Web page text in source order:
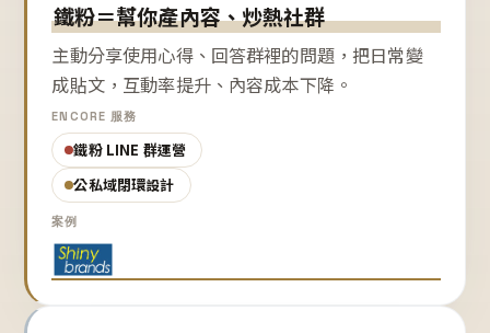
鐵粉＝幫你產內容、炒熱社群
主動分享使用心得、回答群裡的問題，把日常變
成貼文，互動率提升、內容成本下降。
ENCORE 服務
鐵粉 LINE 群運營
公私域閉環設計
案例